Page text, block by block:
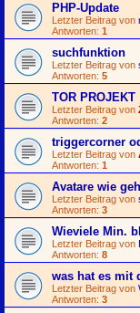
PHP-Update
Letzter Beitrag von
Antworten: 1
suchfunktion
Letzter Beitrag von
Antworten: 5
TOR PROJEKT
Letzter Beitrag von
Antworten: 2
triggercorner
Letzter Beitrag von
Antworten: 1
Avatare wie
Letzter Beitrag von
Antworten: 3
Wieviele Min.
Letzter Beitrag von
Antworten: 8
was hat es mit
Letzter Beitrag von
Antworten: 3